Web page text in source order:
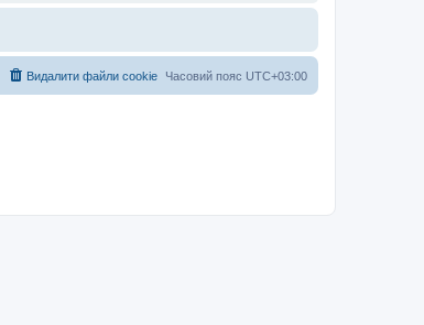
Часовий пояс UTC+03:00
Видалити файли cookie